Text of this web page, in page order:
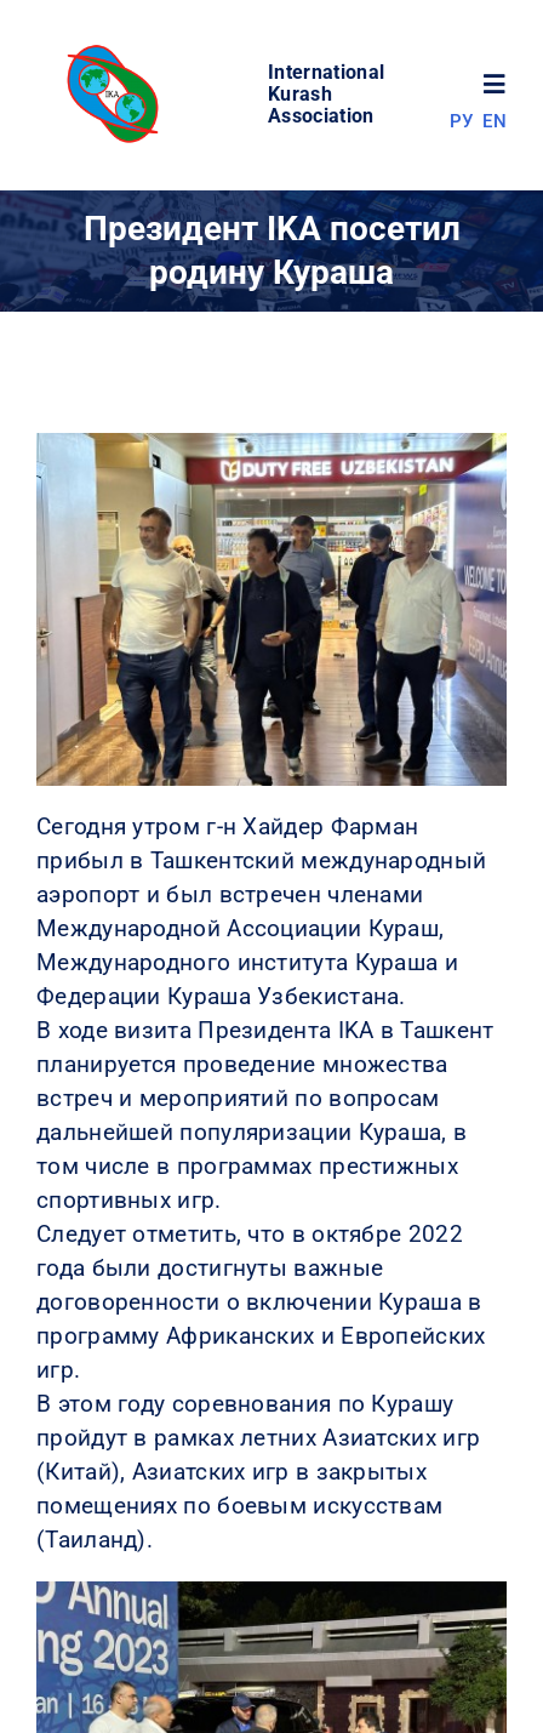
content
International
Kurash
Association
МИР КУРАША
РЕЗУЛЬТАТЫ
КОНТАКТЫ
РУ EN
Президент IKA посетил
родину Кураша
Сегодня утром г-н Хайдер Фарман
прибыл в Ташкентский международный
аэропорт и был встречен членами
Международной Ассоциации Кураш,
Международного института Кураша и
Федерации Кураша Узбекистана.
В ходе визита Президента IKA в Ташкент
планируется проведение множества
встреч и мероприятий по вопросам
дальнейшей популяризации Кураша, в
том числе в программах престижных
спортивных игр.
Следует отметить, что в октябре 2022
года были достигнуты важные
договоренности о включении Кураша в
программу Африканских и Европейских
игр.
В этом году соревнования по Курашу
пройдут в рамках летних Азиатских игр
(Китай), Азиатских игр в закрытых
помещениях по боевым искусствам
(Таиланд).